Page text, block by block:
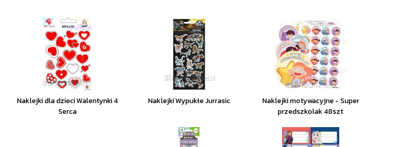
Naklejki dla dzieci Walentynki 4
Serca
Naklejki Wypukłe Jurrasic
Naklejki motywacyjne - Super
przedszkolak 48szt